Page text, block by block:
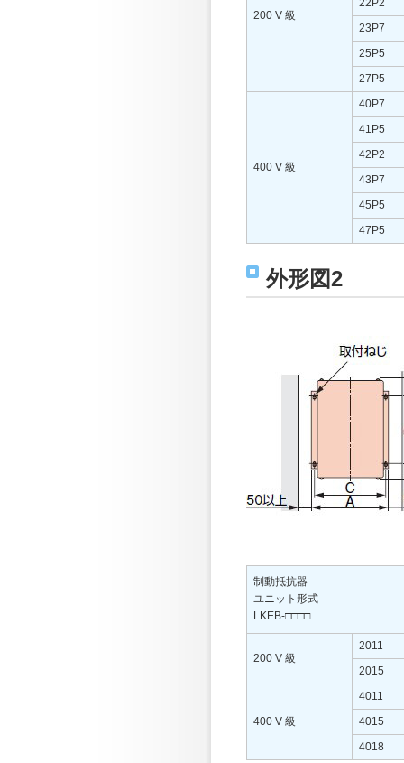
200 V 級
23P7
25P5
27P5
400 V 級
40P7
41P5
42P2
43P7
45P5
47P5
外形図2
制動抵抗器
ユニット形式
LKEB-□□□□
200 V 級
2011
2015
400 V 級
4011
4015
4018